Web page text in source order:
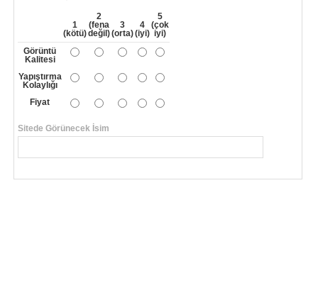
1
(kötü)
2
(fena
değil)
3
(orta)
4
(iyi)
5
(çok
iyi)
Görüntü
Kalitesi
Yapıştırma
Kolaylığı
Fiyat
Sitede Görünecek İsim